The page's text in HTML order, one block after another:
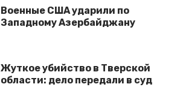
Военные США ударили по
Западному Азербайджану
Жуткое убийство в Тверской
области: дело передали в суд